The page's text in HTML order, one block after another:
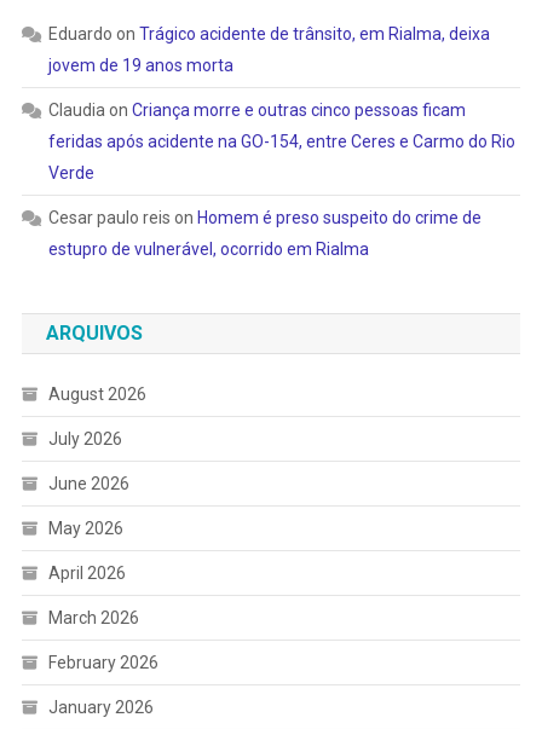
Eduardo on Trágico acidente de trânsito, em Rialma, deixa
jovem de 19 anos morta
Claudia on Criança morre e outras cinco pessoas ficam
feridas após acidente na GO-154, entre Ceres e Carmo do Rio
Verde
Cesar paulo reis on Homem é preso suspeito do crime de
estupro de vulnerável, ocorrido em Rialma
ARQUIVOS
August 2026
July 2026
June 2026
May 2026
April 2026
March 2026
February 2026
January 2026